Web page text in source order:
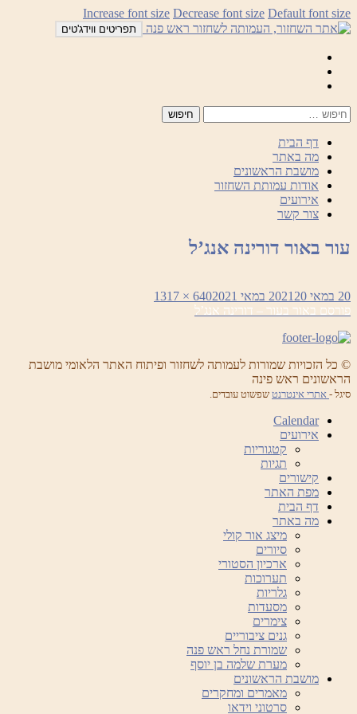
לדלג
לתוכן
Increase font size Decrease font size Default font size
תפריטים ווידג'טים
דף הבית
מה באתר
מושבת הראשונים
אודות עמותת השחזור
אירועים
צור קשר
עור באור דורינה אנג’ל
פורסם
בתאריך
20 במאי 2021 20 במאי 2021
מסך
מלא
640 × 1317
ניווט
פורסם באור בעור – דורינה אנג’ל
© כל הזכויות שמורות לעמותה לשחזור ופיתוח האתר הלאומי מושבת
הראשונים ראש פינה
סיגל - אתרי אינטרנט שפשוט עובדים.
Calendar
אירועים
קטגוריות
תגיות
קישורים
מפת האתר
דף הבית
מה באתר
מיצג אור קולי
סיורים
ארכיון הסטורי
תערוכות
גלריות
מסעדות
צימרים
גנים ציבוריים
שמורת נחל ראש פנה
מערת שלמה בן יוסף
מושבת הראשונים
מאמרים ומחקרים
סרטוני וידאו